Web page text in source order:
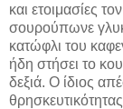
και ετοιμασίες
σουρούπωνε
κατώφλι του
ήδη στήσει το
δεξιά. Ο ίδιος